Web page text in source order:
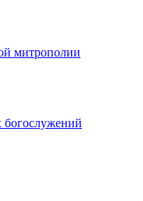
митрополии
богослужений